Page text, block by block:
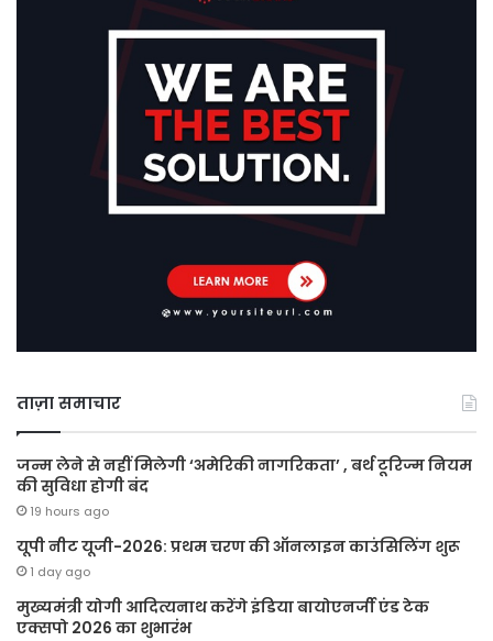
ताज़ा समाचार
जन्म लेने से नहीं मिलेगी ‘अमेरिकी नागरिकता’ , बर्थ टूरिज्म नियम
की सुविधा होगी बंद
19 hours ago
यूपी नीट यूजी-2026: प्रथम चरण की ऑनलाइन काउंसिलिंग शुरू
1 day ago
मुख्यमंत्री योगी आदित्यनाथ करेंगे इंडिया बायोएनर्जी एंड टेक
एक्सपो 2026 का शुभारंभ